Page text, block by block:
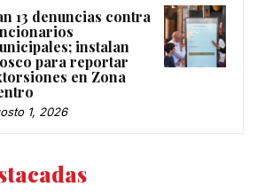
13 denuncias contra
instalan
para reportar
en Zona
1, 2026